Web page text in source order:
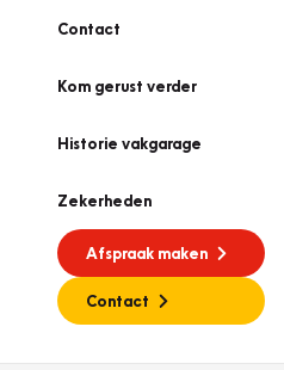
Contact
Kom gerust verder
Historie vakgarage
Zekerheden
Afspraak maken
Contact